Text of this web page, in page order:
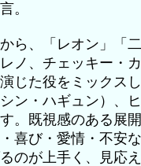
。
ら、「レオン」「
ノ、チェッキー・
演じた役をミックス
ン・ハギュン）、
。既視感のある展
喜び・愛情・不安
のが上手く、見応